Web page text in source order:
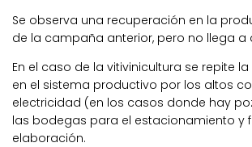
Se observa una recuperación en la
de la campaña anterior, pero no llega a
En el caso de la vitivinicultura se repite
en el sistema productivo por los altos
electricidad (en los casos donde hay
las bodegas para el estacionamiento y
elaboración.